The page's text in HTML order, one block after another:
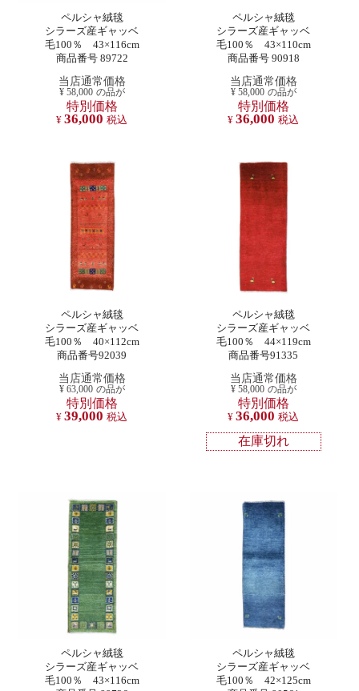
ペルシャ絨毯
シラーズ産ギャッベ
毛100％ 43×116cm
商品番号 89722
当店通常価格
¥ 58,000 の品が
特別価格
¥ 36,000 税込
ペルシャ絨毯
シラーズ産ギャッベ
毛100％ 43×110cm
商品番号 90918
当店通常価格
¥ 58,000 の品が
特別価格
¥ 36,000 税込
ペルシャ絨毯
シラーズ産ギャッベ
毛100％ 40×112cm
商品番号92039
当店通常価格
¥ 63,000 の品が
特別価格
¥ 39,000 税込
ペルシャ絨毯
シラーズ産ギャッベ
毛100％ 44×119cm
商品番号91335
当店通常価格
¥ 58,000 の品が
特別価格
¥ 36,000 税込
在庫切れ
ペルシャ絨毯
シラーズ産ギャッベ
毛100％ 43×116cm
ペルシャ絨毯
シラーズ産ギャッベ
毛100％ 42×125cm